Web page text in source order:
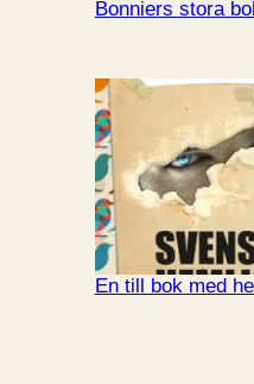
Bonniers stora
En till bok med